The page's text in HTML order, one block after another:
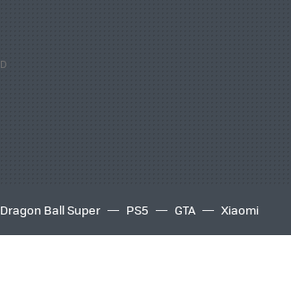
Dragon Ball Super PS5 GTA Xiaomi